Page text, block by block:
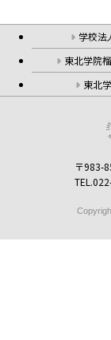
学校法
東北学院
東北
〒983-